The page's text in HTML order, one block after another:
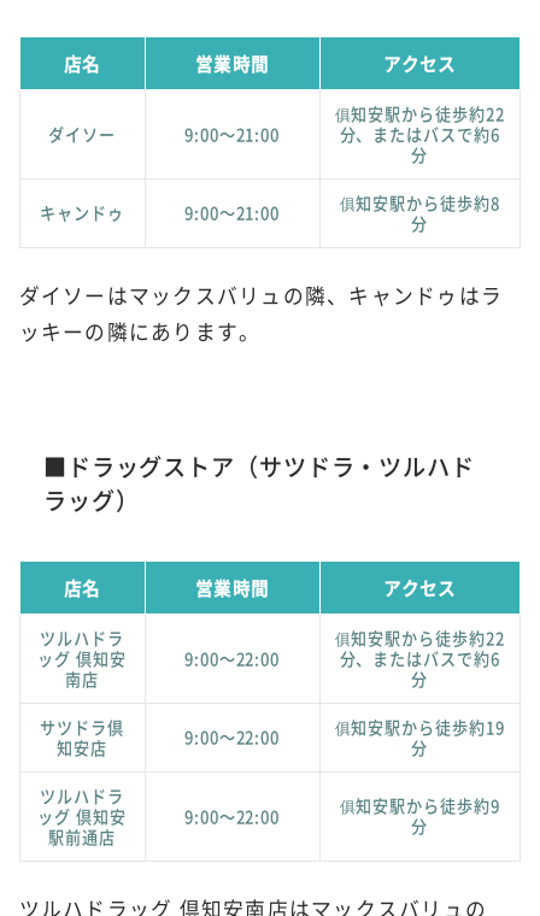
店名 営業時間 アクセス
ダイソー 9:00～21:00
俱知安駅から徒歩約22
分、またはバスで約6
分
キャンドゥ 9:00～21:00
俱知安駅から徒歩約8
分
ダイソーはマックスバリュの隣、キャンドゥはラ
ッキーの隣にあります。
■ドラッグストア（サツドラ・ツルハド
ラッグ）
店名 営業時間 アクセス
ツルハドラ
ッグ 倶知安
南店
9:00～22:00
俱知安駅から徒歩約22
分、またはバスで約6
分
サツドラ倶
知安店
9:00～22:00
俱知安駅から徒歩約19
分
ツルハドラ
ッグ 倶知安
駅前通店
9:00～22:00
俱知安駅から徒歩約9
分
ツルハドラッグ 倶知安南店はマックスバリュの